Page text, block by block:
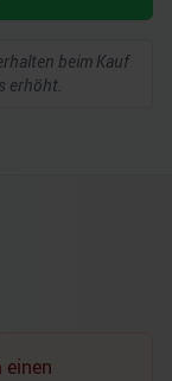
beim Kauf
erhöht.
einen